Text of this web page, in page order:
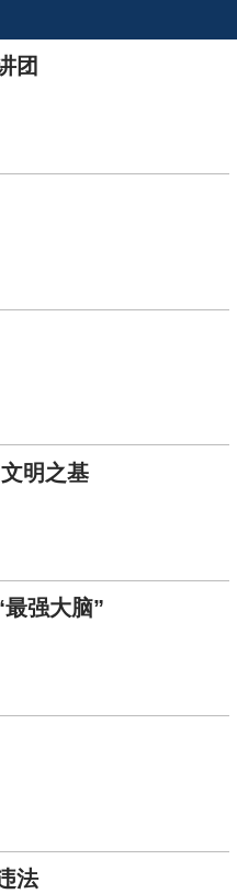
团
明之基
强大脑”
法